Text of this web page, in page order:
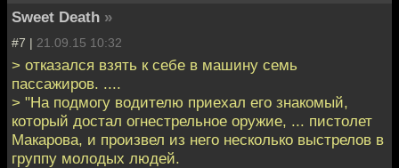
Sweet Death »
#7 | 21.09.15 10:32
> отказался взять к себе в машину семь
пассажиров. ....
> "На подмогу водителю приехал его знакомый,
который достал огнестрельное оружие, ... пистолет
Макарова, и произвел из него несколько выстрелов в
группу молодых людей.